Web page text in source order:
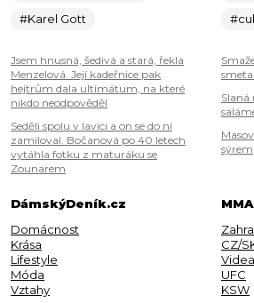
#Karel Gott
Jsem hnusná, šedivá a stará, řekla
Menzelová. Její kadeřnice pak
hejtrům dala ultimátum, na které
nikdo neodpověděl
Seděli spolu v lavici a on se do ní
zamiloval. Bočanová po 40 letech
vytáhla fotku z maturáku se
Zounarem
Slaná
sýrem
DámskýDeník.cz
Domácnost
Krása
Lifestyle
Móda
Vztahy
CZ/
Videa
UFC
KSW